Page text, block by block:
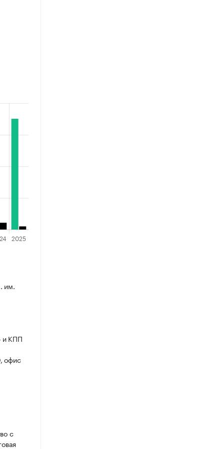
им.
и КПП
офис
с